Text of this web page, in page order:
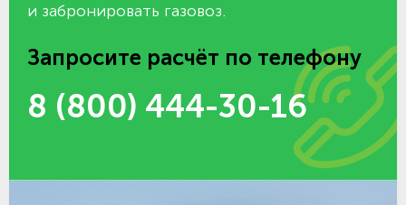
и забронировать газовоз.
Запросите расчёт по телефону
8 (800) 444-30-16